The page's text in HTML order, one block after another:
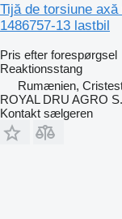
Tijă de torsiune
1486757-13 lastbil
Pris efter forespørgsel
Reaktionsstang
Rumænien,
ROYAL DRU AGRO
Kontakt sælgeren